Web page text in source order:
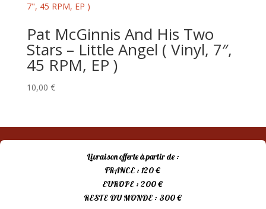
15,00 €. 10,00 €.
Pat McGinnis And His Two
Stars – Little Angel ( Vinyl, 7″,
45 RPM, EP )
10,00 €
Livraison offerte à partir de :
FRANCE : 120 €
EUROPE : 200 €
RESTE DU MONDE : 300 €